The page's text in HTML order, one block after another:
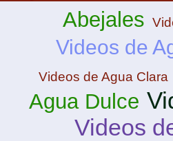
Abejales
Videos de
Videos de Agua Clara
Agua Dulce
Videos